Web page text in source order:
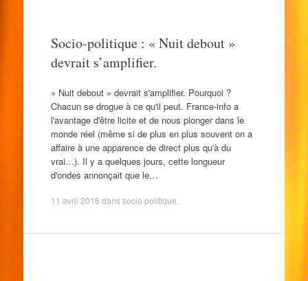
Socio-politique : « Nuit debout »
devrait s’amplifier.
« Nuit debout » devrait s'amplifier. Pourquoi ?
Chacun se drogue à ce qu'il peut. France-info a
l'avantage d'être licite et de nous plonger dans le
monde réel (même si de plus en plus souvent on a
affaire à une apparence de direct plus qu'à du
vrai…). Il y a quelques jours, cette longueur
d'ondes annonçait que le…
11 avril 2016 danssocio politique